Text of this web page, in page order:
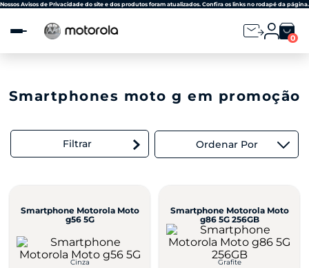
Observação:
site
um
acessibilidade.
Nossos Avisos de Privacidade do site e dos produtos foram atualizados. Confira os links no rodapé da página.
0
Smartphones moto g em promoção
Filtrar Ordenar Por
Smartphone Motorola Moto
g56 5G
Cinza
Smartphone Motorola Moto
g86 5G 256GB
Grafite